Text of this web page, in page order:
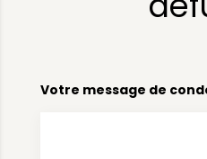
Votre message de